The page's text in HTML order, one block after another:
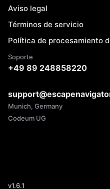
Aviso legal
Términos de servicio
Política de procesamiento
Soporte
+49 89 248858220
Munich, Germany
Codeum UG
v1.6.1